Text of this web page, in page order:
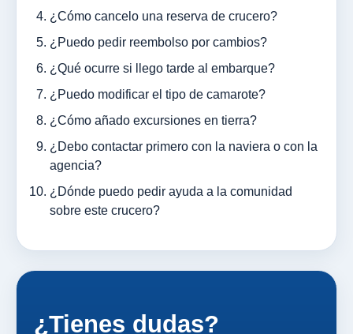
¿Cómo cancelo una reserva de crucero?
¿Puedo pedir reembolso por cambios?
¿Qué ocurre si llego tarde al embarque?
¿Puedo modificar el tipo de camarote?
¿Cómo añado excursiones en tierra?
¿Debo contactar primero con la naviera o con la
agencia?
¿Dónde puedo pedir ayuda a la comunidad
sobre este crucero?
¿Tienes dudas?